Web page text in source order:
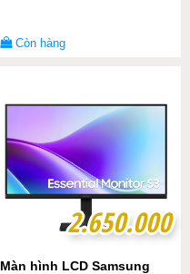
Còn hàng
2.650.000
2.650.000
Màn hình LCD Samsung